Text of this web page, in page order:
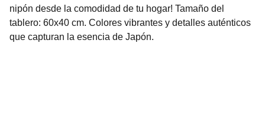
nipón desde la comodidad de tu hogar! Tamaño del
tablero: 60x40 cm. Colores vibrantes y detalles auténticos
que capturan la esencia de Japón.